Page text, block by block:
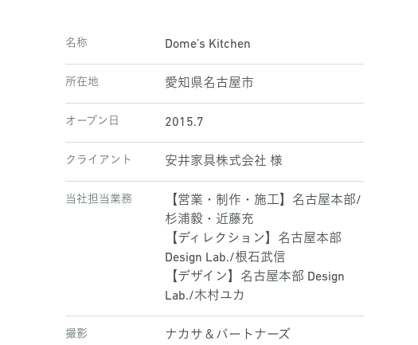
名称 Dome’s Kitchen
所在地 愛知県名古屋市
オープン日 2015.7
クライアント 安井家具株式会社 様
当社担当業務
【営業・制作・施工】名古屋本部/
杉浦毅・近藤充
【ディレクション】名古屋本部
Design Lab./根石武信
【デザイン】名古屋本部 Design
Lab./木村ユカ
撮影 ナカサ＆パートナーズ